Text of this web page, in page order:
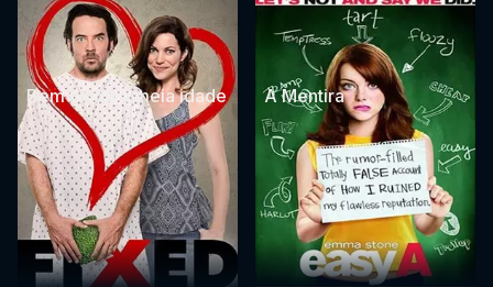
Bem vindo a meia idade A Mentira